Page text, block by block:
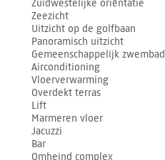
Zuidwestelijke oriëntatie
Zeezicht
Uitzicht op de golfbaan
Panoramisch uitzicht
Gemeenschappelijk zwembad
Airconditioning
Vloerverwarming
Overdekt terras
Lift
Marmeren vloer
Jacuzzi
Bar
Omheind complex